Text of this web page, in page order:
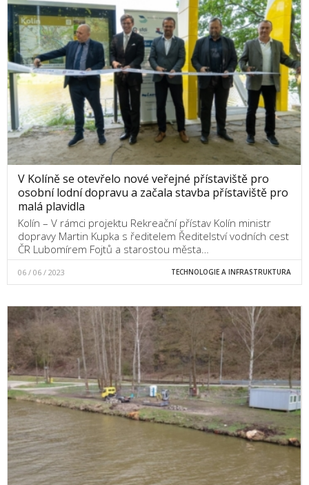
V Kolíně se otevřelo nové veřejné přístaviště pro
osobní lodní dopravu a začala stavba přístaviště pro
malá plavidla
Kolín – V rámci projektu Rekreační přístav Kolín ministr
dopravy Martin Kupka s ředitelem Ředitelství vodních cest
ČR Lubomírem Fojtů a starostou města…
06 / 06 / 2023 TECHNOLOGIE A INFRASTRUKTURA